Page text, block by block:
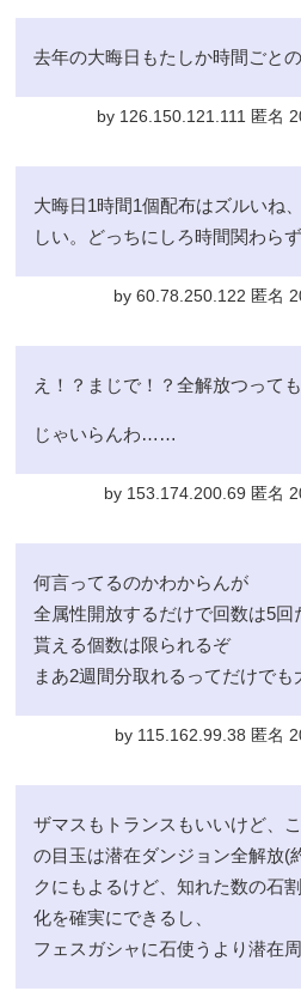
去年の大晦日もたしか時間ごと
by 126.150.121.111 匿名
大晦日1時間1個配布はズルいね
しい。どっちにしろ時間関わら
by 60.78.250.122 匿名
え！？まじで！？全解放つって
じゃいらんわ……
by 153.174.200.69 匿名
何言ってるのかわからんが
全属性開放するだけで回数は5回
貰える個数は限られるぞ
まあ2週間分取れるってだけでも
by 115.162.99.38 匿名
ザマスもトランスもいいけど、
の目玉は潜在ダンジョン全解放(
クにもよるけど、知れた数の石
化を確実にできるし、
フェスガシャに石使うより潜在